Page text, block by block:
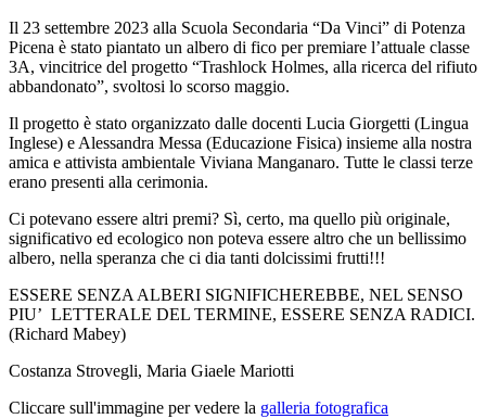
Il 23 settembre 2023 alla Scuola Secondaria “Da Vinci” di Potenza
Picena è stato piantato un albero di fico per premiare l’attuale classe
3A, vincitrice del progetto “Trashlock Holmes, alla ricerca del rifiuto
abbandonato”, svoltosi lo scorso maggio.
Il progetto è stato organizzato dalle docenti Lucia Giorgetti (Lingua
Inglese) e Alessandra Messa (Educazione Fisica) insieme alla nostra
amica e attivista ambientale Viviana Manganaro. Tutte le classi terze
erano presenti alla cerimonia.
Ci potevano essere altri premi? Sì, certo, ma quello più originale,
significativo ed ecologico non poteva essere altro che un bellissimo
albero, nella speranza che ci dia tanti dolcissimi frutti!!!
ESSERE SENZA ALBERI SIGNIFICHEREBBE, NEL SENSO
PIU’ LETTERALE DEL TERMINE, ESSERE SENZA RADICI.
(Richard Mabey)
Costanza Strovegli, Maria Giaele Mariotti
Cliccare sull'immagine per vedere la galleria fotografica